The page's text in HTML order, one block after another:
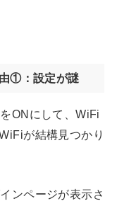
①：設定が謎
ONにして、WiFi
が結構見つかり
ンページが表示さ